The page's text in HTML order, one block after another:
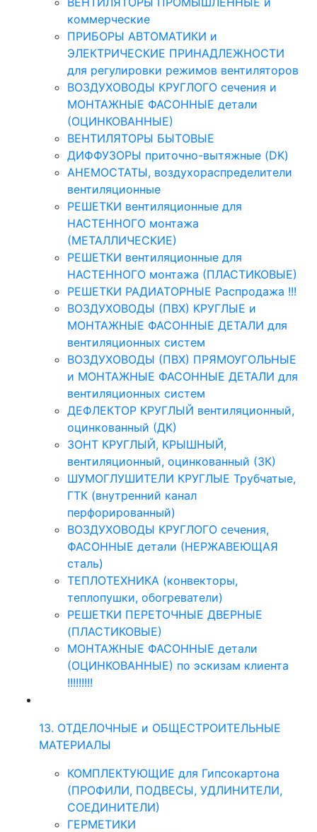
коммерческие
ПРИБОРЫ АВТОМАТИКИ и
ЭЛЕКТРИЧЕСКИЕ ПРИНАДЛЕЖНОСТИ
для регулировки режимов вентиляторов
ВОЗДУХОВОДЫ КРУГЛОГО сечения и
МОНТАЖНЫЕ ФАСОННЫЕ детали
(ОЦИНКОВАННЫЕ)
ВЕНТИЛЯТОРЫ БЫТОВЫЕ
ДИФФУЗОРЫ приточно-вытяжные (DK)
АНЕМОСТАТЫ, воздухораспределители
вентиляционные
РЕШЕТКИ вентиляционные для
НАСТЕННОГО монтажа
(МЕТАЛЛИЧЕСКИЕ)
РЕШЕТКИ вентиляционные для
НАСТЕННОГО монтажа (ПЛАСТИКОВЫЕ)
РЕШЕТКИ РАДИАТОРНЫЕ Распродажа !!!
ВОЗДУХОВОДЫ (ПВХ) КРУГЛЫЕ и
МОНТАЖНЫЕ ФАСОННЫЕ ДЕТАЛИ для
вентиляционных систем
ВОЗДУХОВОДЫ (ПВХ) ПРЯМОУГОЛЬНЫЕ
и МОНТАЖНЫЕ ФАСОННЫЕ ДЕТАЛИ для
вентиляционных систем
ДЕФЛЕКТОР КРУГЛЫЙ вентиляционный,
оцинкованный (ДК)
ЗОНТ КРУГЛЫЙ, КРЫШНЫЙ,
вентиляционный, оцинкованный (ЗК)
ШУМОГЛУШИТЕЛИ КРУГЛЫЕ Трубчатые,
ГТК (внутренний канал
перфорированный)
ВОЗДУХОВОДЫ КРУГЛОГО сечения,
ФАСОННЫЕ детали (НЕРЖАВЕЮЩАЯ
сталь)
ТЕПЛОТЕХНИКА (конвекторы,
теплопушки, обогреватели)
РЕШЕТКИ ПЕРЕТОЧНЫЕ ДВЕРНЫЕ
(ПЛАСТИКОВЫЕ)
МОНТАЖНЫЕ ФАСОННЫЕ детали
(ОЦИНКОВАННЫЕ) по эскизам клиента
!!!!!!!!!
13. ОТДЕЛОЧНЫЕ и ОБЩЕСТРОИТЕЛЬНЫЕ
МАТЕРИАЛЫ
КОМПЛЕКТУЮЩИЕ для Гипсокартона
(ПРОФИЛИ, ПОДВЕСЫ, УДЛИНИТЕЛИ,
СОЕДИНИТЕЛИ)
ГЕРМЕТИКИ